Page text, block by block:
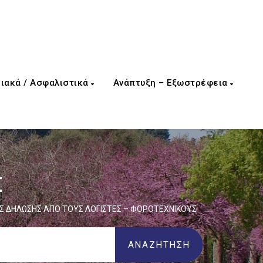
/ Ασφαλιστικά Ανάπτυξη – Εξωστρέφεια
ΑΠΟ ΤΟΥΣ ΛΟΓΙΣΤΕΣ – ΦΟΡΟΤΕΧΝΙΚΟΥΣ